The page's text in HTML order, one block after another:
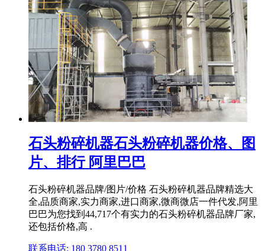
石头粉碎机器石头粉碎机器价格、图
片、排行 阿里巴巴
石头粉碎机器品牌/图片/价格 石头粉碎机器品牌精选大
全,品质商家,实力商家,进口商家,微商微店一件代发,阿里
巴巴为您找到44,717个有实力的石头粉碎机器品牌厂家,
还包括价格,高 .
联系电话: 180 3780 8511